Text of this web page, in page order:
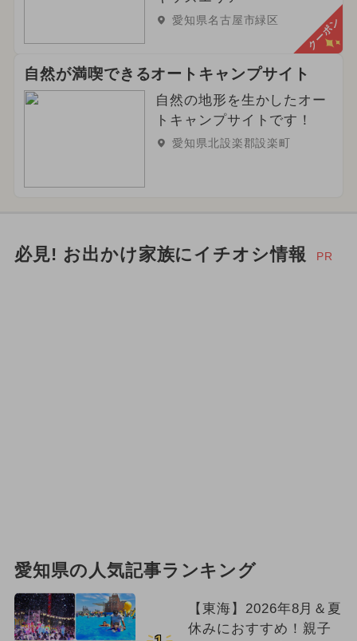
愛知県名古屋市緑区 クーポン
自然が満喫できるオートキャンプサイト
自然の地形を生かしたオー
トキャンプサイトです！
愛知県北設楽郡設楽町
必見! お出かけ家族にイチオシ情報 PR
愛知県の人気記事ランキング
【東海】2026年8月＆夏
休みにおすすめ！親子